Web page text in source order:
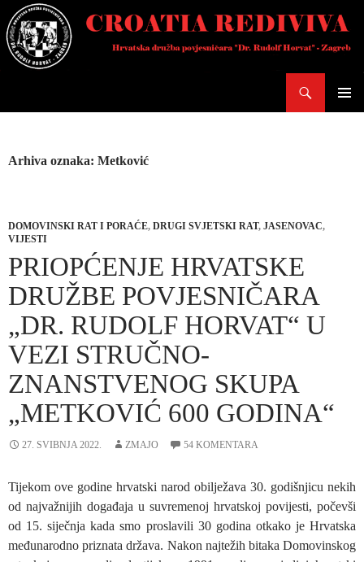
Skoči
do
sadržaja
Arhiva oznaka: Metković
DOMOVINSKI RAT I PORAĆE, DRUGI SVJETSKI RAT, JASENOVAC,
VIJESTI
PRIOPĆENJE HRVATSKE
DRUŽBE POVJESNIČARA
„DR. RUDOLF HORVAT“ U
VEZI STRUČNO-
ZNANSTVENOG SKUPA
„METKOVIĆ 600 GODINA“
27. SVIBNJA 2022. ZMAJO 54 KOMENTARA
Tijekom ove godine hrvatski narod obilježava 30. godišnjicu nekih
od najvažnijih događaja u suvremenoj hrvatskoj povijesti, počevši
od 15. siječnja kada smo proslavili 30 godina otkako je Hrvatska
međunarodno priznata država. Nakon najtežih bitaka Domovinskog